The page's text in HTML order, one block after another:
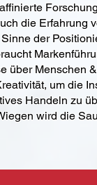
die Erfahrung
der
über Menschen
um die
Handeln zu
wird die